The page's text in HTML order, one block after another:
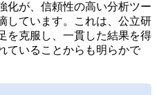
化が、信頼性の高い分析ツー
しています。これは、公立研
を克服し、一貫した結果を得
ていることからも明らかで